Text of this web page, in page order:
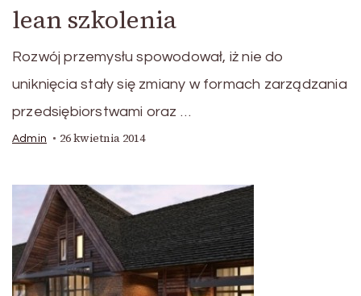
lean szkolenia
Rozwój przemysłu spowodował, iż nie do
uniknięcia stały się zmiany w formach zarządzania
przedsiębiorstwami oraz …
Admin 26 kwietnia 2014